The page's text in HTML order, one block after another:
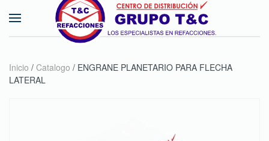
Skip to main content
Inicio / Catalogo / ENGRANE PLANETARIO PARA FLECHA
LATERAL